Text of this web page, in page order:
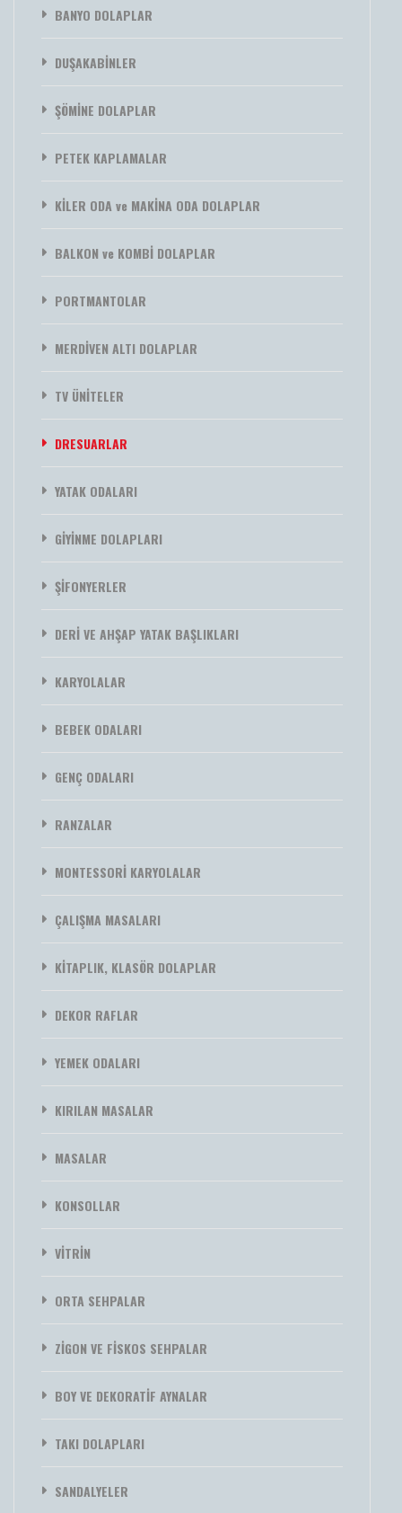
BANYO DOLAPLAR
DUŞAKABİNLER
ŞÖMİNE DOLAPLAR
PETEK KAPLAMALAR
KİLER ODA ve MAKİNA ODA DOLAPLAR
BALKON ve KOMBİ DOLAPLAR
PORTMANTOLAR
MERDİVEN ALTI DOLAPLAR
TV ÜNİTELER
DRESUARLAR
YATAK ODALARI
GİYİNME DOLAPLARI
ŞİFONYERLER
DERİ VE AHŞAP YATAK BAŞLIKLARI
KARYOLALAR
BEBEK ODALARI
GENÇ ODALARI
RANZALAR
MONTESSORİ KARYOLALAR
ÇALIŞMA MASALARI
KİTAPLIK, KLASÖR DOLAPLAR
DEKOR RAFLAR
YEMEK ODALARI
KIRILAN MASALAR
MASALAR
KONSOLLAR
VİTRİN
ORTA SEHPALAR
ZİGON VE FİSKOS SEHPALAR
BOY VE DEKORATİF AYNALAR
TAKI DOLAPLARI
SANDALYELER